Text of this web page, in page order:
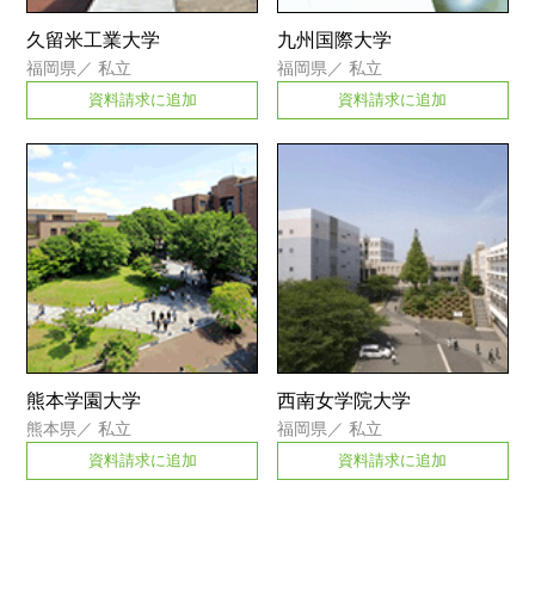
久留米工業大学
福岡県 ／私立
資料請求に追加
九州国際大学
福岡県 ／私立
資料請求に追加
熊本学園大学
熊本県 ／私立
資料請求に追加
西南女学院大学
福岡県 ／私立
資料請求に追加